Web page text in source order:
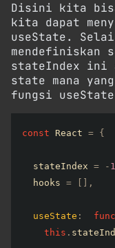
Disini kita bisa
kita dapat
useState.
mendefiniskan
stateIndex ini
state mana
fungsi
const React = {
  stateIndex
= - 1
  hooks
= ,
useState :
this .